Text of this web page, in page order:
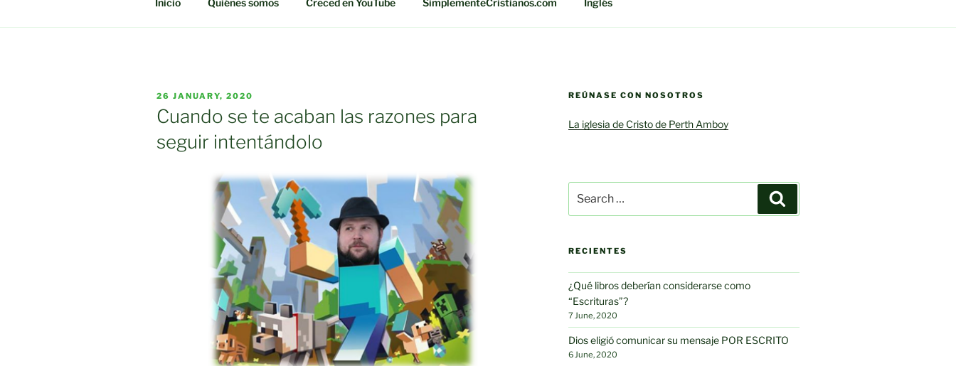
POSTED
ON
26 JANUARY, 2020
Cuando se te acaban las razones para
seguir intentándolo
REÚNASE CON NOSOTROS
La iglesia de Cristo de Perth Amboy
for:
RECIENTES
¿Qué libros deberían considerarse como
“Escrituras”?
7 June, 2020
Dios eligió comunicar su mensaje POR ESCRITO
6 June, 2020